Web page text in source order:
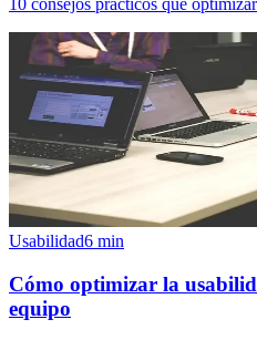
10 consejos prácticos que
Usabilidad6 min
Cómo optimizar la
equipo